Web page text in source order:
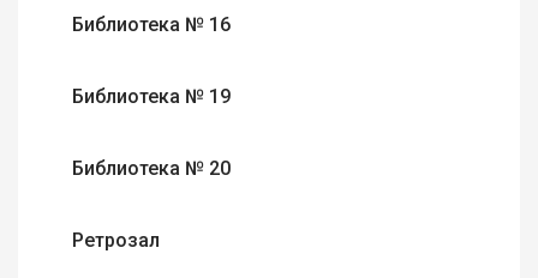
Библиотека № 16
Библиотека № 19
Библиотека № 20
Ретрозал